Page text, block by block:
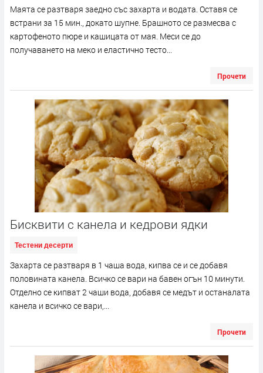
Маята се разтваря заедно със захарта и водата. Оставя се
встрани за 15 мин., докато шупне. Брашното се размесва с
картофеното пюре и кашицата от мая. Меси се до
получаването на меко и еластично тесто...
Прочети
Бисквити с канела и кедрови ядки
Тестени десерти
Захарта се разтваря в 1 чаша вода, кипва се и се добавя
половината канела. Всичко се вари на бавен огън 10 минути.
Отделно се кипват 2 чаши вода, добавя се медът и останалата
канела и всичко се вари,...
Прочети